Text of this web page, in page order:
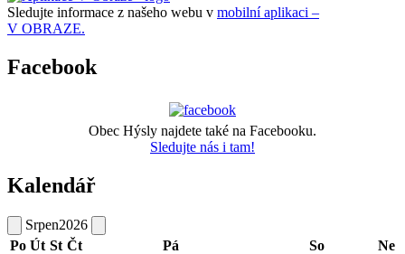
Sledujte informace z našeho webu v mobilní aplikaci –
V OBRAZE.
Facebook
Obec Hýsly najdete také na Facebooku.
Sledujte nás i tam!
Kalendář
Srpen2026
Po Út St Čt Pá So
Ne